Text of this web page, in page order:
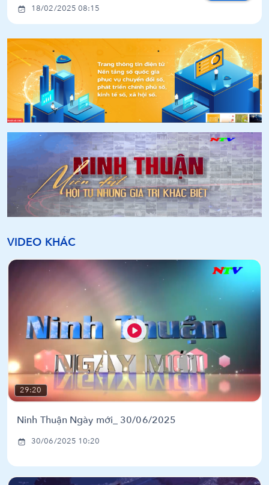
18/02/2025 08:15
VIDEO KHÁC
29:20
Ninh Thuận Ngày mới_ 30/06/2025
30/06/2025 10:20